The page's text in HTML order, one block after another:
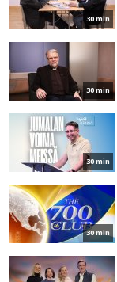
30 min
30 min
30 min
30 min